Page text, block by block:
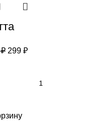
₽ 299 ₽